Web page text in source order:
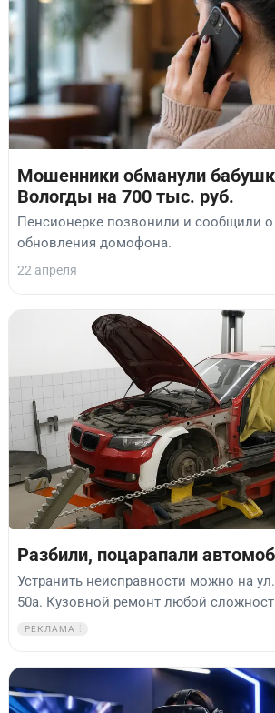
Мошенники обманули
Вологды на 700 тыс. руб.
Пенсионерке позвонили и сообщили
обновления домофона.
22 апреля
Разбили, поцарапали
Устранить неисправности можно на
50а. Кузовной ремонт любой
РЕКЛАМА